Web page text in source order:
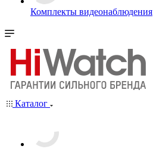
Комплекты видеонаблюдения
Каталог